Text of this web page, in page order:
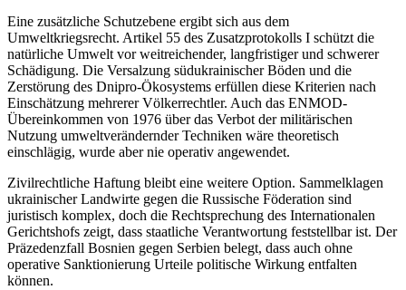
Eine zusätzliche Schutzebene ergibt sich aus dem
Umweltkriegsrecht. Artikel 55 des Zusatzprotokolls I schützt die
natürliche Umwelt vor weitreichender, langfristiger und schwerer
Schädigung. Die Versalzung südukrainischer Böden und die
Zerstörung des Dnipro-Ökosystems erfüllen diese Kriterien nach
Einschätzung mehrerer Völkerrechtler. Auch das ENMOD-
Übereinkommen von 1976 über das Verbot der militärischen
Nutzung umweltverändernder Techniken wäre theoretisch
einschlägig, wurde aber nie operativ angewendet.
Zivilrechtliche Haftung bleibt eine weitere Option. Sammelklagen
ukrainischer Landwirte gegen die Russische Föderation sind
juristisch komplex, doch die Rechtsprechung des Internationalen
Gerichtshofs zeigt, dass staatliche Verantwortung feststellbar ist. Der
Präzedenzfall Bosnien gegen Serbien belegt, dass auch ohne
operative Sanktionierung Urteile politische Wirkung entfalten
können.